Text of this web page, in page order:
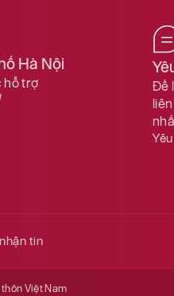
Hà Nội
hỗ trợ
Để
tin
Việt Nam